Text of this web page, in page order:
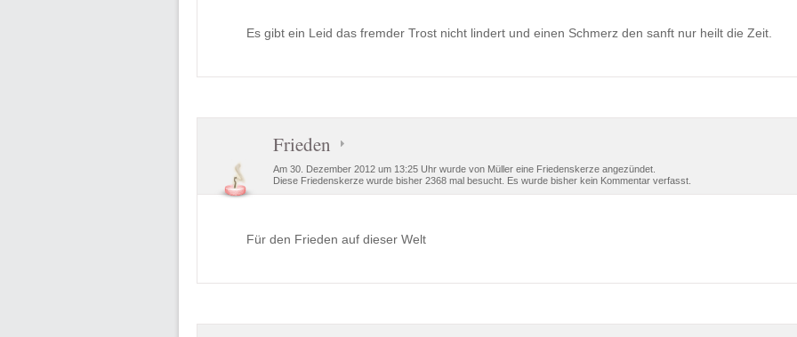
Es gibt ein Leid das fremder Trost nicht lindert und einen Schmerz den sanft nur heilt die Zeit.
Frieden
Am 30. Dezember 2012 um 13:25 Uhr wurde von Müller eine Friedenskerze angezündet.
Diese Friedenskerze wurde bisher 2368 mal besucht. Es wurde bisher kein Kommentar verfasst.
Für den Frieden auf dieser Welt